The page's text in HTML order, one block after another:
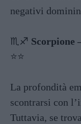
negativi
♏️♐️ Scorpione
⭐️⭐️
La profondità
scontrarsi con
Tuttavia, se